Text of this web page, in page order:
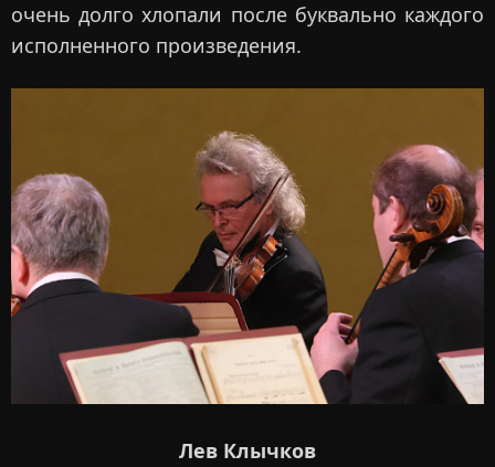
очень долго хлопали после буквально каждого
исполненного произведения.
Лев Клычков